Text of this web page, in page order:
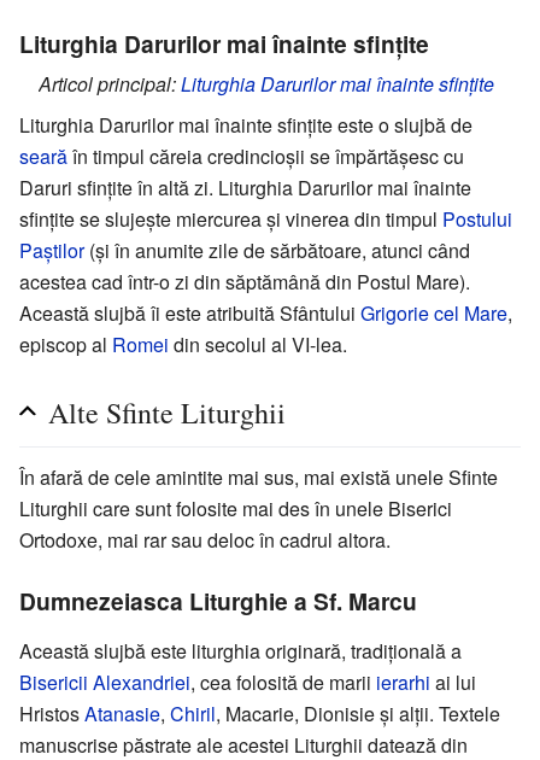
Liturghia Darurilor mai înainte sfințite
Articol principal:Liturghia Darurilor mai înainte sfințite
Liturghia Darurilor mai înainte sfințite este o slujbă de
searăîn timpul căreia credincioșii se împărtășesc cu
Daruri sfințite în altă zi. Liturghia Darurilor mai înainte
sfințite se slujește miercurea și vinerea din timpul Postului
Paștilor(și în anumite zile de sărbătoare, atunci când
acestea cad într-o zi din săptămână din Postul Mare).
Această slujbă îi este atribuită Sfântului Grigorie cel Mare,
episcop al Romei din secolul al VI-lea.
Alte Sfinte Liturghii
În afară de cele amintite mai sus, mai există unele Sfinte
Liturghii care sunt folosite mai des în unele Biserici
Ortodoxe, mai rar sau deloc în cadrul altora.
Dumnezeiasca Liturghie a Sf. Marcu
Această slujbă este liturghia originară, tradițională a
Bisericii Alexandriei, cea folosită de marii ierarhi ai lui
HristosAtanasie, Chiril, Macarie, Dionisie și alții. Textele
manuscrise păstrate ale acestei Liturghii datează din